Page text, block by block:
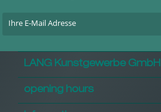
LANG Kunstgewerbe GmbH
opening hours